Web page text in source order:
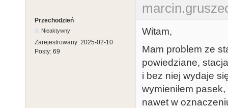
Przechodzień
Nieaktywny
Zarejestrowany: 2025-02-10
Posty: 69
Witam,
Mam problem ze
powiedziane,
i bez niej wydaje
wymieniłem
nawet w